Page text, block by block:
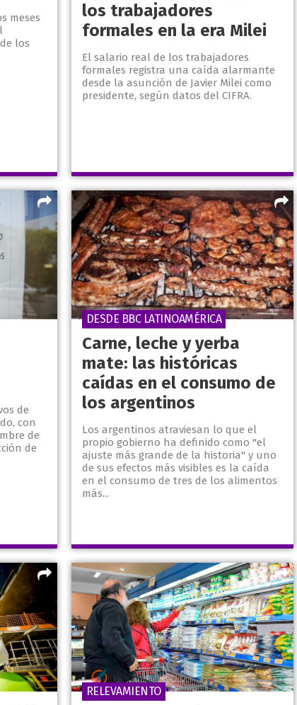
meses
los
los trabajadores
formales en la era Milei
El salario real de los trabajadores
formales registra una caída alarmante
desde la asunción de Javier Milei como
presidente, según datos del CIFRA.
de
con
de
de
Carne, leche y yerba
mate: las históricas
caídas en el consumo de
los argentinos
Los argentinos atraviesan lo que el
propio gobierno ha definido como "el
ajuste más grande de la historia" y uno
de sus efectos más visibles es la caída
en el consumo de tres de los alimentos
más...
DESDE BBC LATINOAMÉRICA
RELEVAMIENTO